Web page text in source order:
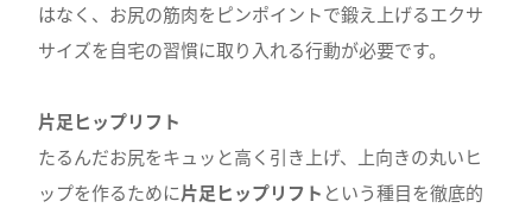
はなく、お尻の筋肉をピンポイントで鍛え上げるエクサ
サイズを自宅の習慣に取り入れる行動が必要です。
片足ヒップリフト
たるんだお尻をキュッと高く引き上げ、上向きの丸いヒ
ップを作るために片足ヒップリフト という種目を徹底的